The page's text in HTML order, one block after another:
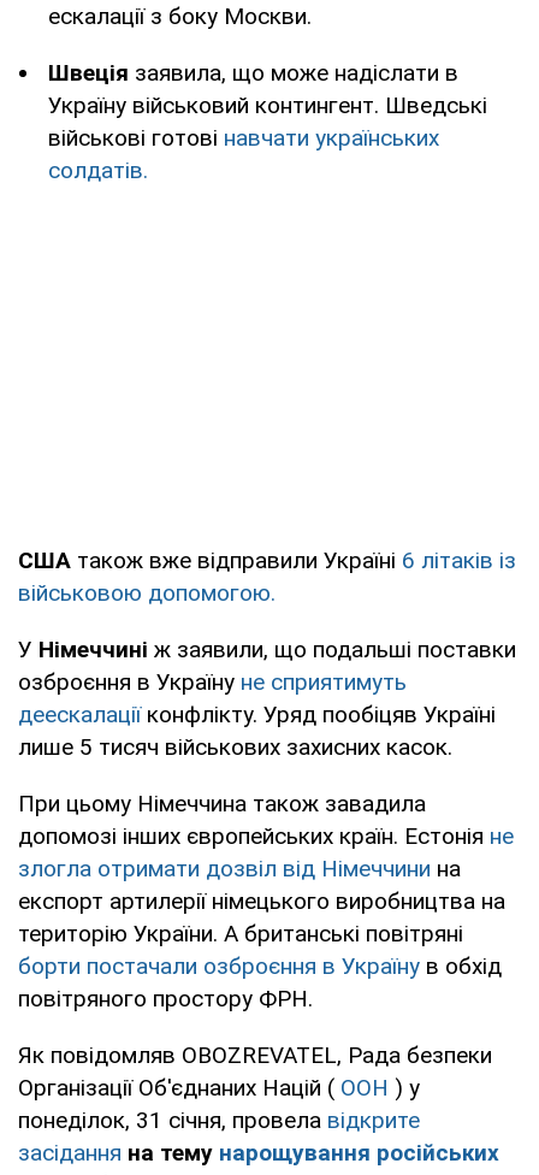
ескалації з боку Москви.
Швеція заявила, що може надіслати в
Україну військовий контингент. Шведські
військові готові навчати українських
солдатів.
США також вже відправили Україні 6 літаків із
військовою допомогою.
У Німеччині ж заявили, що подальші поставки
озброєння в Україну не сприятимуть
деескалаціїконфлікту. Уряд пообіцяв Україні
лише 5 тисяч військових захисних касок.
При цьому Німеччина також завадила
допомозі інших європейських країн. Естонія не
злогла отримати дозвіл від Німеччини на
експорт артилерії німецького виробництва на
територію України. А британські повітряні
борти постачали озброєння в Україну в обхід
повітряного простору ФРН.
Як повідомляв OBOZREVATEL, Рада безпеки
Організації Об'єднаних Націй ( ООН ) у
понеділок, 31 січня, провела відкрите
засідання на тему нарощування російських